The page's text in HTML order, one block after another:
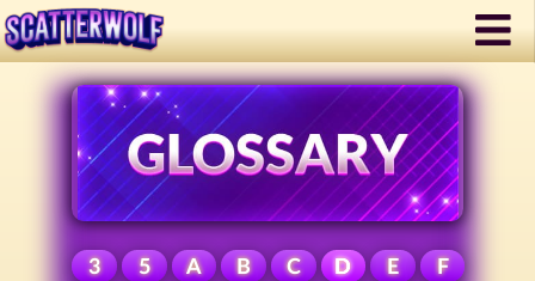
3 5 A B C D E
F